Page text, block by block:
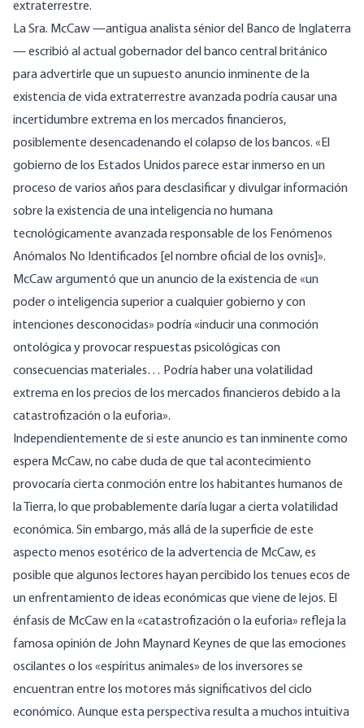
extraterrestre.
La Sra. McCaw —antigua analista sénior del Banco de Inglaterra
— escribió al actual gobernador del banco central británico
para advertirle que un supuesto anuncio inminente de la
existencia de vida extraterrestre avanzada podría causar una
incertidumbre extrema en los mercados financieros,
posiblemente desencadenando el colapso de los bancos. «El
gobierno de los Estados Unidos parece estar inmerso en un
proceso de varios años paradesclasificar y divulgarinformación
sobre la existencia de una inteligencia no humana
tecnológicamente avanzada responsable de los Fenómenos
Anómalos No Identificados [el nombre oficial de los ovnis]».
McCaw argumentó que un anuncio de la existencia de «un
poder o inteligencia superior a cualquier gobierno y con
intenciones desconocidas» podría «inducir una conmoción
ontológica y provocar respuestas psicológicas con
consecuencias materiales… Podría haber una volatilidad
extrema en los precios de los mercados financieros debido a la
catastrofización o la euforia».
Independientemente de si este anuncio es tan inminente como
espera McCaw, no cabe duda de que tal acontecimiento
provocaría cierta conmoción entre los habitantes humanos de
la Tierra, lo que probablemente daría lugar a cierta volatilidad
económica. Sin embargo, más allá de la superficie de este
aspecto menos esotérico de la advertencia de McCaw, es
posible que algunos lectores hayan percibido los tenues ecos de
un enfrentamiento de ideas económicas que viene de lejos. El
énfasis de McCaw en la «catastrofización o la euforia» refleja la
famosa opinión de John Maynard Keynes de que las emociones
oscilantes o los «espíritus animales» de los inversores se
encuentran entre los motores más significativos del ciclo
económico. Aunque esta perspectiva resulta a muchos intuitiva